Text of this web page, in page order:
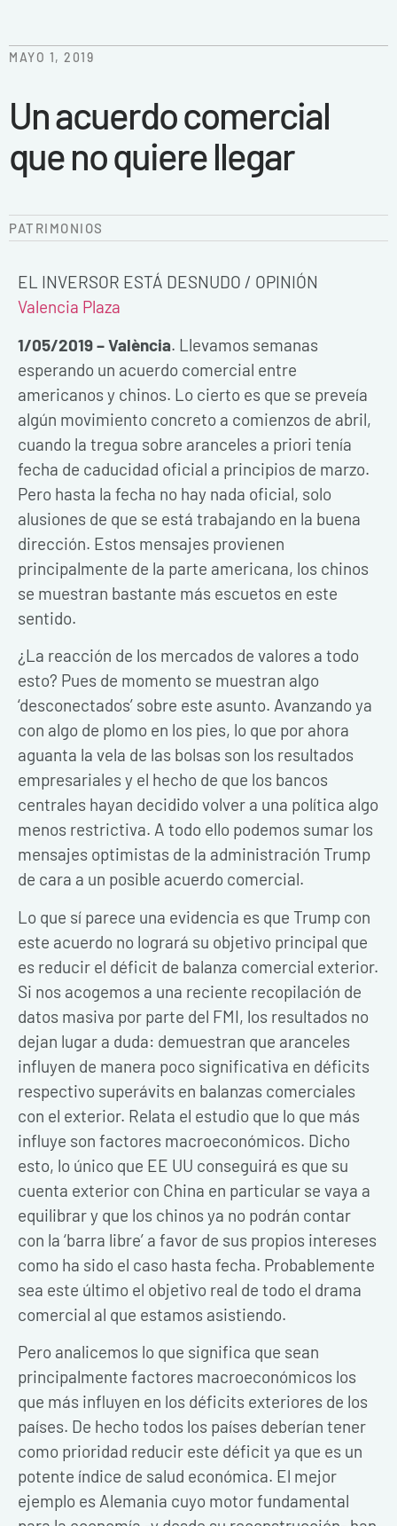
MAYO 1, 2019
Un acuerdo comercial
que no quiere llegar
PATRIMONIOS
EL INVERSOR ESTÁ DESNUDO / OPINIÓN
Valencia Plaza
1/05/2019 – València. Llevamos semanas
esperando un acuerdo comercial entre
americanos y chinos. Lo cierto es que se preveía
algún movimiento concreto a comienzos de abril,
cuando la tregua sobre aranceles a priori tenía
fecha de caducidad oficial a principios de marzo.
Pero hasta la fecha no hay nada oficial, solo
alusiones de que se está trabajando en la buena
dirección. Estos mensajes provienen
principalmente de la parte americana, los chinos
se muestran bastante más escuetos en este
sentido.
¿La reacción de los mercados de valores a todo
esto? Pues de momento se muestran algo
‘desconectados’ sobre este asunto. Avanzando ya
con algo de plomo en los pies, lo que por ahora
aguanta la vela de las bolsas son los resultados
empresariales y el hecho de que los bancos
centrales hayan decidido volver a una política algo
menos restrictiva. A todo ello podemos sumar los
mensajes optimistas de la administración Trump
de cara a un posible acuerdo comercial.
Lo que sí parece una evidencia es que Trump con
este acuerdo no logrará su objetivo principal que
es reducir el déficit de balanza comercial exterior.
Si nos acogemos a una reciente recopilación de
datos masiva por parte del FMI, los resultados no
dejan lugar a duda: demuestran que aranceles
influyen de manera poco significativa en déficits
respectivo superávits en balanzas comerciales
con el exterior. Relata el estudio que lo que más
influye son factores macroeconómicos. Dicho
esto, lo único que EE UU conseguirá es que su
cuenta exterior con China en particular se vaya a
equilibrar y que los chinos ya no podrán contar
con la ‘barra libre’ a favor de sus propios intereses
como ha sido el caso hasta fecha. Probablemente
sea este último el objetivo real de todo el drama
comercial al que estamos asistiendo.
Pero analicemos lo que significa que sean
principalmente factores macroeconómicos los
que más influyen en los déficits exteriores de los
países. De hecho todos los países deberían tener
como prioridad reducir este déficit ya que es un
potente índice de salud económica. El mejor
ejemplo es Alemania cuyo motor fundamental